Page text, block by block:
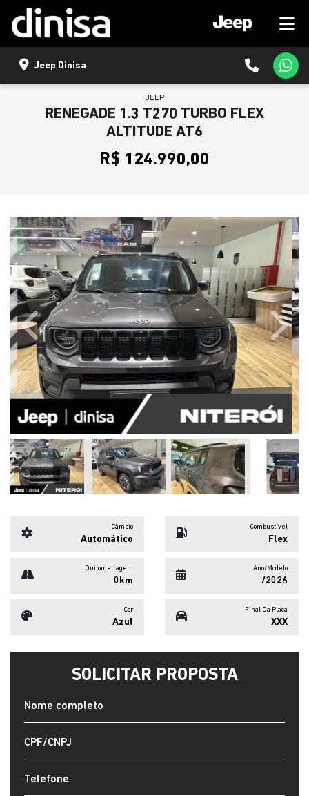
Jeep Dinisa
JEEP
RENEGADE 1.3 T270 TURBO FLEX
ALTITUDE AT6
R$ 124.990,00
Previous Next
Câmbio
Automático
Combustível
Flex
Quilometragem
0km
Ano/Modelo
/2026
Cor
Azul
Final Da Placa
XXX
SOLICITAR PROPOSTA